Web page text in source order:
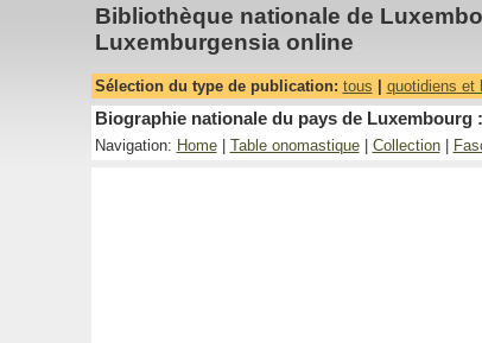
Bibliothèque nationale de
Luxemburgensia online
Sélection du type de publication: tous quotidiens et
Biographie nationale du pays de Luxembourg
Navigation: Home| Table onomastique| Collection|